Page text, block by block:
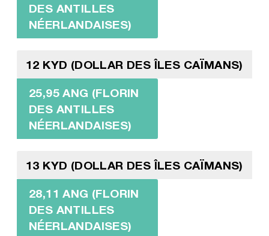
DES ANTILLES
NÉERLANDAISES)
12 KYD (DOLLAR DES ÎLES CAÏMANS)
25,95 ANG (FLORIN
DES ANTILLES
NÉERLANDAISES)
13 KYD (DOLLAR DES ÎLES CAÏMANS)
28,11 ANG (FLORIN
DES ANTILLES
NÉERLANDAISES)